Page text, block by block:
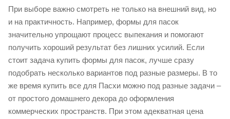
При выборе важно смотреть не только на внешний вид, но
и на практичность. Например, формы для пасок
значительно упрощают процесс выпекания и помогают
получить хороший результат без лишних усилий. Если
стоит задача купить формы для пасок, лучше сразу
подобрать несколько вариантов под разные размеры. В то
же время купить все для Пасхи можно под разные задачи –
от простого домашнего декора до оформления
коммерческих пространств. При этом адекватная цена